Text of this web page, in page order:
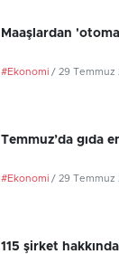
Maaşlardan
#Ekonomi / 29 Temmuz
Temmuz’da gıda
#Ekonomi / 29 Temmuz
115 şirket